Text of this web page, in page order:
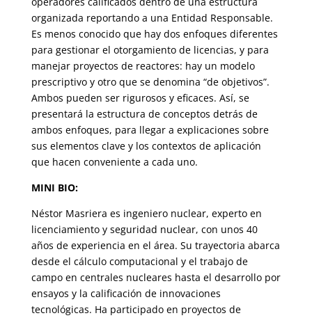
organizada reportando a una Entidad Responsable.
Es menos conocido que hay dos enfoques diferentes
para gestionar el otorgamiento de licencias, y para
manejar proyectos de reactores: hay un modelo
prescriptivo y otro que se denomina “de objetivos”.
Ambos pueden ser rigurosos y eficaces. Así, se
presentará la estructura de conceptos detrás de
ambos enfoques, para llegar a explicaciones sobre
sus elementos clave y los contextos de aplicación
que hacen conveniente a cada uno.
MINI BIO:
Néstor Masriera es ingeniero nuclear, experto en
licenciamiento y seguridad nuclear, con unos 40
años de experiencia en el área. Su trayectoria abarca
desde el cálculo computacional y el trabajo de
campo en centrales nucleares hasta el desarrollo por
ensayos y la calificación de innovaciones
tecnológicas. Ha participado en proyectos de